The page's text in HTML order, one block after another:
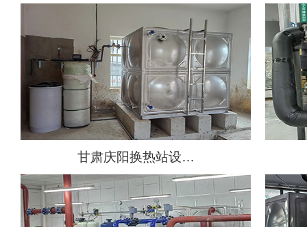
甘肃庆阳换热站设…